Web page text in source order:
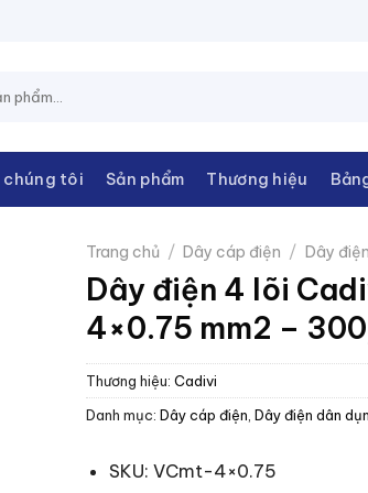
THANH CHÂU
chúng tôi Sản phẩm Thương hiệu
Trang chủ / Dây cáp điện / Dây
Dây điện 4 lõi
4×0.75 mm2 –
Thương hiệu: Cadivi
Danh mục: Dây cáp điện Dây điện dân
SKU: VCmt-4×0.75